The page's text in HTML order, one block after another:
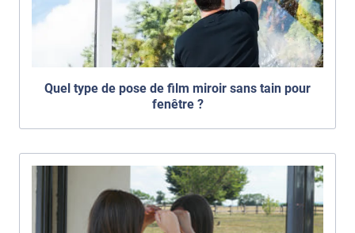
Quel type de pose de film miroir sans tain pour
fenêtre ?